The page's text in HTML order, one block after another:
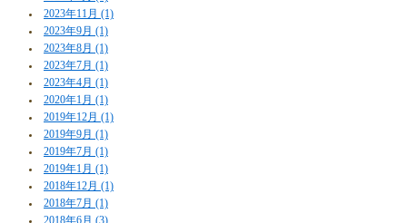
2023年11月 (1)
2023年9月 (1)
2023年8月 (1)
2023年7月 (1)
2023年4月 (1)
2020年1月 (1)
2019年12月 (1)
2019年9月 (1)
2019年7月 (1)
2019年1月 (1)
2018年12月 (1)
2018年7月 (1)